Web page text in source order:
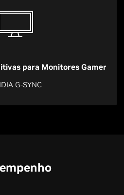
para Monitores Gamer
G-SYNC